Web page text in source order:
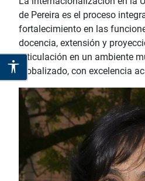
de Pereira es el proceso
fortalecimiento en las
docencia, extensión y
articulación en un ambiente
globalizado, con excelencia